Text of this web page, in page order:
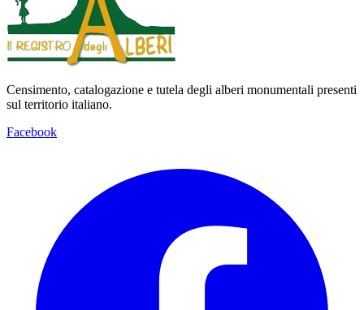
Censimento, catalogazione e tutela degli alberi monumentali presenti
sul territorio italiano.
Facebook